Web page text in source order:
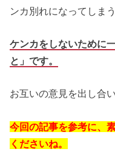
ンカ別れになってしま
ケンカをしないために
と」です。
お互いの意見を出し合
今回の記事を参考に、
くださいね。